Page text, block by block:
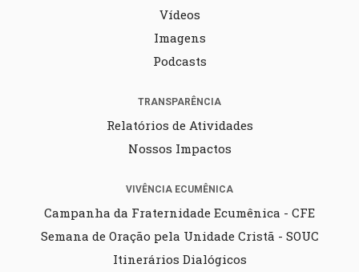
Vídeos
Imagens
Podcasts
TRANSPARÊNCIA
Relatórios de Atividades
Nossos Impactos
VIVÊNCIA ECUMÊNICA
Campanha da Fraternidade Ecumênica - CFE
Semana de Oração pela Unidade Cristã - SOUC
Itinerários Dialógicos